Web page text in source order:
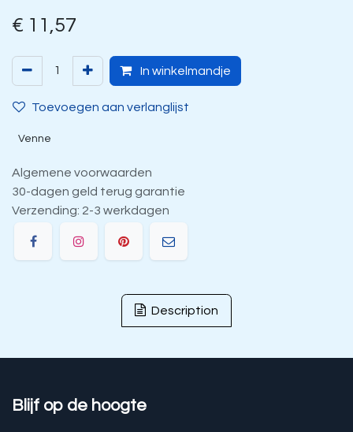
€ 11,57
In winkelmandje
Toevoegen aan verlanglijst
Venne
Algemene voorwaarden
30-dagen geld terug garantie
Verzending: 2-3 werkdagen
Description
Blijf op de hoogte